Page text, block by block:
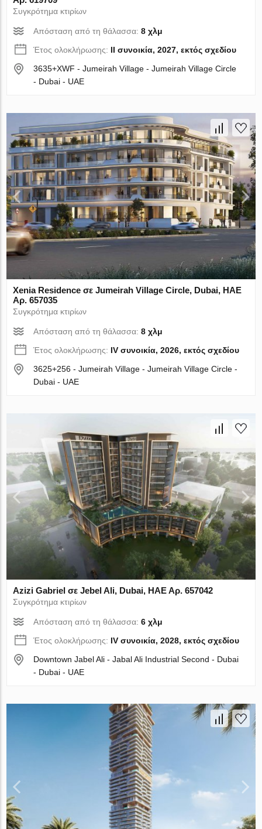
Συγκρότημα κτιρίων
Απόσταση από τη θάλασσα:8 χλμ
Έτος ολοκλήρωσης: II συνοικία, 2027, εκτός σχεδίου
3635+XWF - Jumeirah Village - Jumeirah Village Circle
- Dubai - UAE
Xenia Residence σε Jumeirah Village Circle, Dubai, ΗΑΕ
Αρ. 657035
Συγκρότημα κτιρίων
Απόσταση από τη θάλασσα:8 χλμ
Έτος ολοκλήρωσης: IV συνοικία, 2026, εκτός σχεδίου
3625+256 - Jumeirah Village - Jumeirah Village Circle -
Dubai - UAE
Azizi Gabriel σε Jebel Ali, Dubai, ΗΑΕ Αρ. 657042
Συγκρότημα κτιρίων
Απόσταση από τη θάλασσα:6 χλμ
Έτος ολοκλήρωσης: IV συνοικία, 2028, εκτός σχεδίου
Downtown Jabel Ali - Jabal Ali Industrial Second - Dubai
- Dubai - UAE